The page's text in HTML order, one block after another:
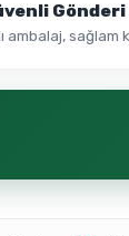
Gönderi
ambalaj, sağlam